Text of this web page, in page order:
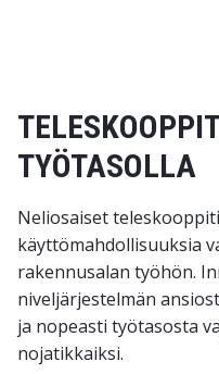
TYÖTASOLLA
Neliosaiset
käyttömahdollisuuksia
rakennusalan työhön.
niveljärjestelmän
ja nopeasti työtasosta
nojatikkaiksi.